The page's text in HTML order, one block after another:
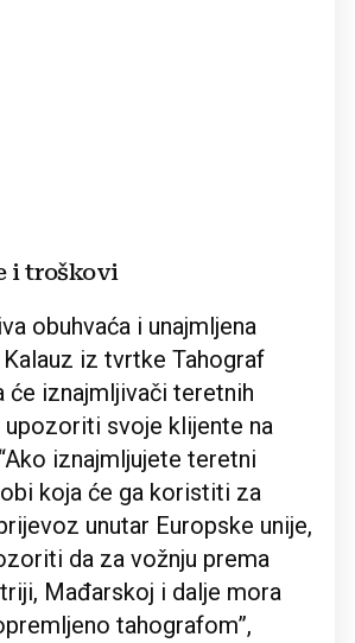
i troškovi
obuhvaća i unajmljena
iz tvrtke Tahograf
će iznajmljivači teretnih
svoje klijente na
iznajmljujete teretni
koja će ga koristiti za
unutar Europske unije,
da za vožnju prema
Mađarskoj i dalje mora
tahografom”,